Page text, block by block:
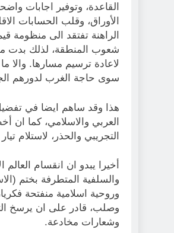
القاعدة، وتوفير اجابات
الأوراق، وقلب الحسابات
الراهنة تفتقد الى منظومة
شعوب المنطقة، لذلك بدت
لاعادة ترسيم مسارها. والا
سوى حاجة الغرب لدورهم
هذا وقد ساهم ايضا في
العربي والاسلامي، كما
التجريبي والحذر، لاستلام
أخيرا يبدو ان انقسام
والسلفية المتطرفة بختم
وروحية اسلامية منفتحة
وصلب، قادر على ان يرسخ
وشعارات مخادعة.